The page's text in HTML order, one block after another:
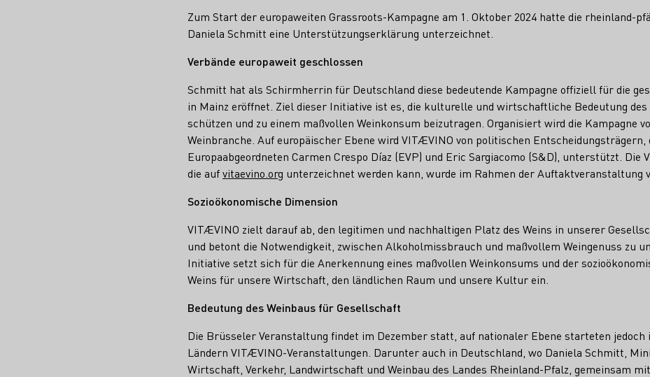
Zum Start der europaweiten Grassroots-Kampagne am 1. Oktober 2024 hatte die rheinland-
Daniela Schmitt eine Unterstützungserklärung unterzeichnet.
Verbände europaweit geschlossen
Schmitt hat als Schirmherrin für Deutschland diese bedeutende Kampagne offiziell für die
in Mainz eröffnet. Ziel dieser Initiative ist es, die kulturelle und wirtschaftliche Bedeutung des
schützen und zu einem maßvollen Weinkonsum beizutragen. Organisiert wird die Kampagne
Weinbranche. Auf europäischer Ebene wird VITÆVINO von politischen Entscheidungsträgern,
Europaabgeordneten Carmen Crespo Díaz (EVP) und Eric Sargiacomo (S&D), unterstützt. Die
die aufvitaevino.org unterzeichnet werden kann, wurde im Rahmen der Auftaktveranstaltung
Sozioökonomische Dimension
VITÆVINO zielt darauf ab, den legitimen und nachhaltigen Platz des Weins in unserer
und betont die Notwendigkeit, zwischen Alkoholmissbrauch und maßvollem Weingenuss zu
Initiative setzt sich für die Anerkennung eines maßvollen Weinkonsums und der
Weins für unsere Wirtschaft, den ländlichen Raum und unsere Kultur ein.
Bedeutung des Weinbaus für Gesellschaft
Die Brüsseler Veranstaltung findet im Dezember statt, auf nationaler Ebene starteten jedoch
Ländern VITÆVINO-Veranstaltungen. Darunter auch in Deutschland, wo Daniela Schmitt,
Wirtschaft, Verkehr, Landwirtschaft und Weinbau des Landes Rheinland-Pfalz, gemeinsam